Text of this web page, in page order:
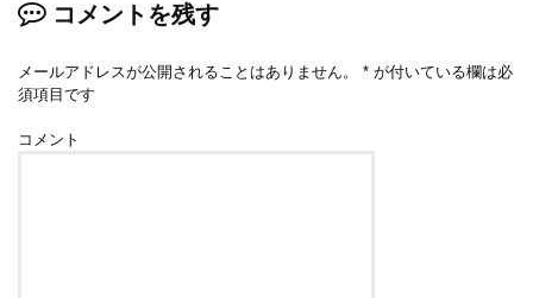
コメントを残す
メールアドレスが公開されることはありません。 * が付いている欄は必
須項目です
コメント